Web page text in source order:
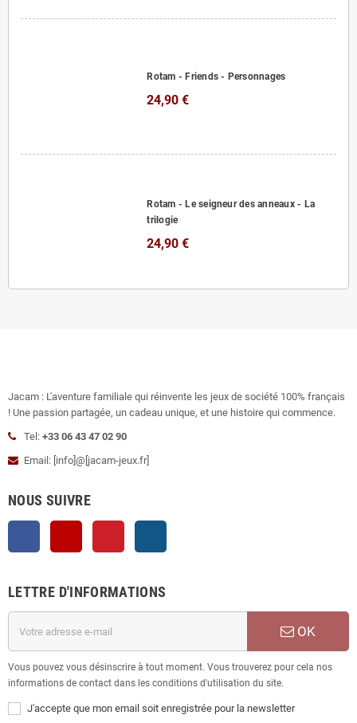
Rotam - Friends - Personnages
24,90 €
Rotam - Le seigneur des anneaux - La
trilogie
24,90 €
Jacam : L'aventure familiale qui réinvente les jeux de société 100% français
! Une passion partagée, un cadeau unique, et une histoire qui commence.
Tel: +33 06 43 47 02 90
Email: [info]@[jacam-jeux.fr]
NOUS SUIVRE
LETTRE D'INFORMATIONS
OK
Vous pouvez vous désinscrire à tout moment. Vous trouverez pour cela nos
informations de contact dans les conditions d'utilisation du site.
J'accepte que mon email soit enregistrée pour la newsletter